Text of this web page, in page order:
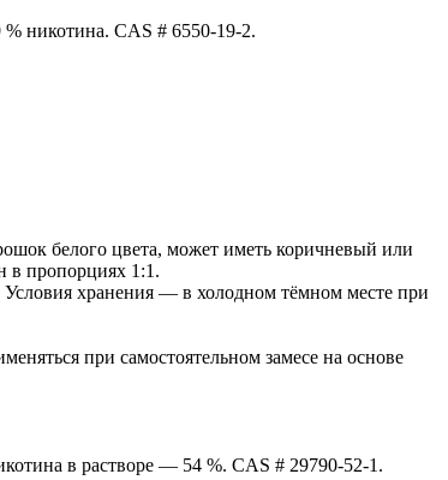
никотина. CAS # 6550-19-2.
белого цвета, может иметь коричневый или
в пропорциях 1:1.
Условия хранения — в холодном тёмном месте при
при самостоятельном замесе на основе
в растворе — 54 %. CAS # 29790-52-1.